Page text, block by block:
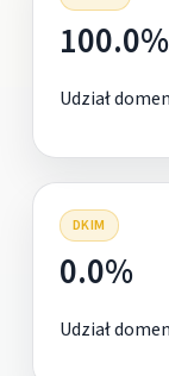
100.0%
Udział
DKIM
0.0%
Udział